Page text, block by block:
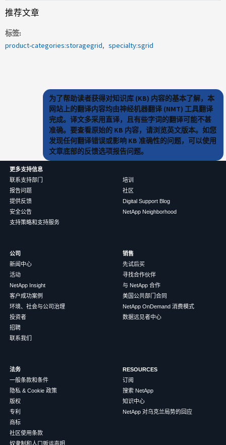
推荐文章
标签
product-categories:storagegrid
specialty:sgrid
为了帮助读者获得对知识库 (KB) 内容的基本了解，本
网站上的翻译内容均由神经机器翻译 (NMT) 工具翻译
完成。译文多采用直译，且有些字词的翻译可能不甚
准确。要查看原始的 KB 内容，请浏览英文版本。如您
发现任何翻译错误或影响 KB 准确性的问题，可以使用
文章底部的反馈选项报告问题。
更多支持信息
联系支持部门
报告问题
提供反馈
安全公告
支持策略和支持服务
培训
社区
Digital Support Blog
NetApp Neighborhood
公司
新闻中心
活动
NetApp Insight
客户成功案例
环境、社会与公司治理
投资者
招聘
联系我们
销售
先试后买
寻找合作伙伴
与 NetApp 合作
美国公共部门合同
NetApp OnDemand 消费模式
数据远见者中心
法务
一般条款和条件
隐私 & Cookie 政策
版权
专利
商标
社区使用条款
奴隶制和人口贩运声明
RESOURCES
订阅
搜索 NetApp
知识中心
NetApp 对乌克兰局势的回应